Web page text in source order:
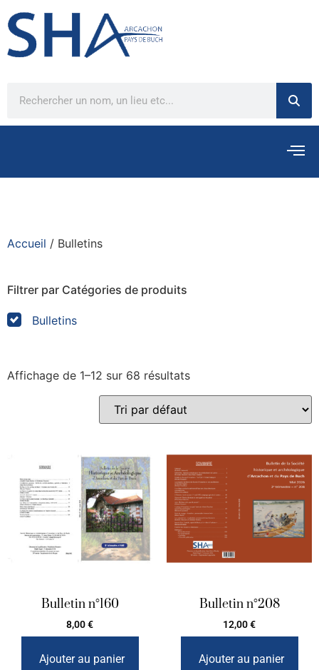
Accueil / Bulletins
Filtrer par Catégories de produits
Bulletins
Affichage de 1–12 sur 68 résultats
Bulletin n°160
8,00€
Ajouter au panier
Bulletin n°208
12,00€
Ajouter au panier